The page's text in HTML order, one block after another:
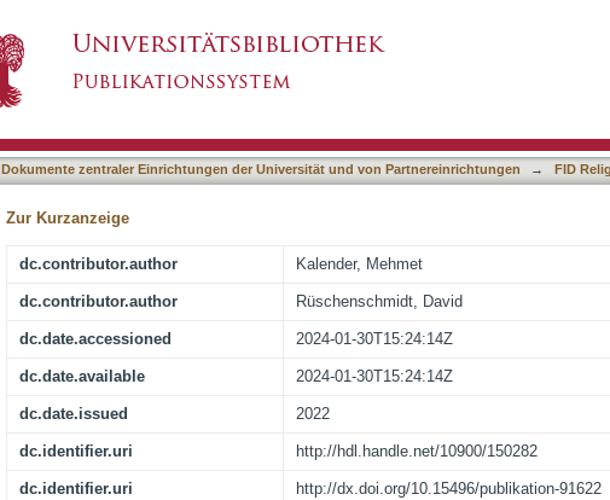
Dokumente zentraler Einrichtungen der Universität und von Partnereinrichtungen →
FID
Zur Kurzanzeige
dc.contributor.author Kalender, Mehmet
dc.contributor.author Rüschenschmidt, David
dc.date.accessioned 2024-01-30T15:24:14Z
dc.date.available 2024-01-30T15:24:14Z
dc.date.issued 2022
dc.identifier.uri http://hdl.handle.net/10900/150282
dc.identifier.uri http://dx.doi.org/10.15496/publikation-91622